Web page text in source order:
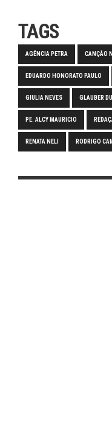
TAGS
AGÊNCIA PETRA CANÇÃO
EDUARDO HONORATO PAULO
GIULIA NEVES GLAUBER
PE. ALCY MAURICIO
RENATA NELI RODRIGO